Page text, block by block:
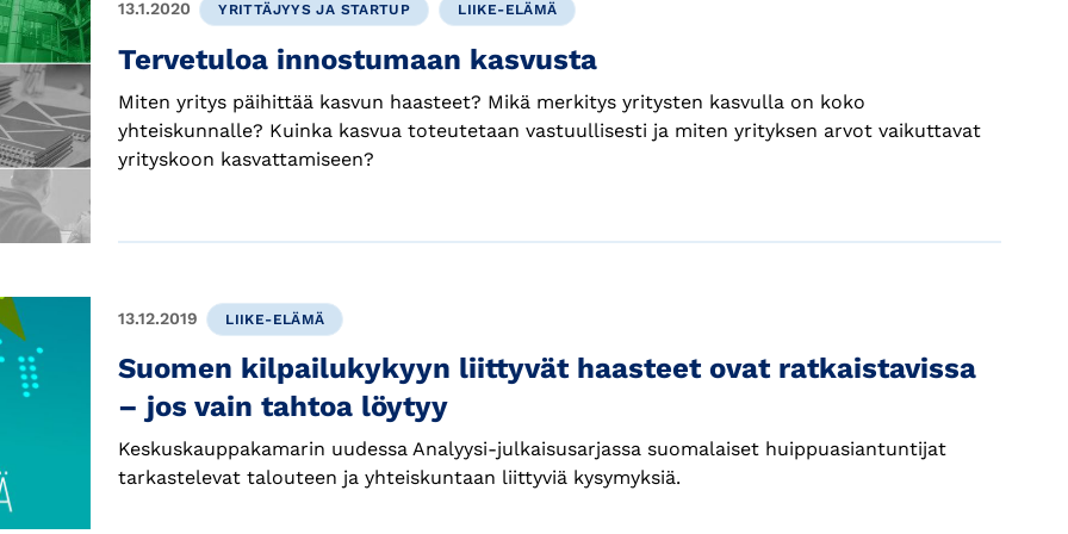
13.1.2020 YRITTÄJYYS JA STARTUP LIIKE-ELÄMÄ
Tervetuloa innostumaan kasvusta
Miten yritys päihittää kasvun haasteet? Mikä merkitys yritysten kasvulla on koko
yhteiskunnalle? Kuinka kasvua toteutetaan vastuullisesti ja miten yrityksen arvot vaikuttavat
yrityskoon kasvattamiseen?
13.12.2019 LIIKE-ELÄMÄ
Suomen kilpailukykyyn liittyvät haasteet ovat ratkaistavissa
– jos vain tahtoa löytyy
Keskuskauppakamarin uudessa Analyysi-julkaisusarjassa suomalaiset huippuasiantuntijat
tarkastelevat talouteen ja yhteiskuntaan liittyviä kysymyksiä.